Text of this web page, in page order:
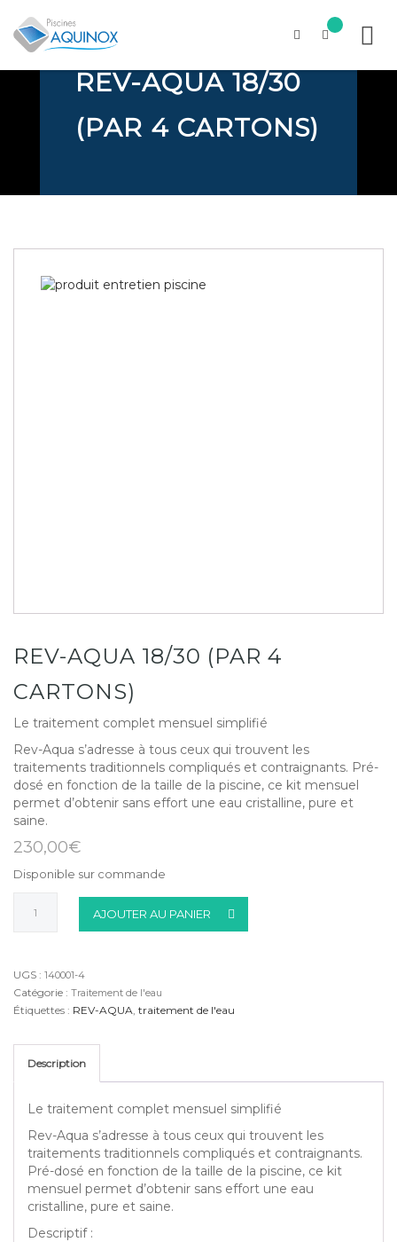
LIMITES
REV-AQUA 18/30
(PAR 4 CARTONS)
REV-AQUA 18/30 (PAR 4
CARTONS)
Le traitement complet mensuel simplifié
Rev-Aqua s’adresse à tous ceux qui trouvent les
traitements traditionnels compliqués et contraignants. Pré-
dosé en fonction de la taille de la piscine, ce kit mensuel
permet d’obtenir sans effort une eau cristalline, pure et
saine.
230,00€
Disponible sur commande
18/30
(PAR
4
AJOUTER AU PANIER
UGS : 140001-4
Catégorie : Traitement de l'eau
Étiquettes : REV-AQUA, traitement de l'eau
Description
Le traitement complet mensuel simplifié
Rev-Aqua s’adresse à tous ceux qui trouvent les
traitements traditionnels compliqués et contraignants.
Pré-dosé en fonction de la taille de la piscine, ce kit
mensuel permet d’obtenir sans effort une eau
cristalline, pure et saine.
Descriptif :